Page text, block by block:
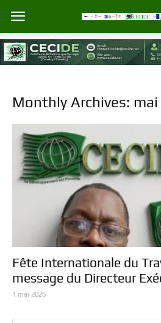
Monthly Archives:
Fête Internationale du
message du Directeur
1 mai 2026